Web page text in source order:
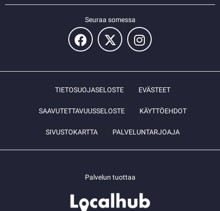
Seuraa somessa
TIETOSUOJASELOSTE EVÄSTEET
SAAVUTETTAVUUSSELOSTE KÄYTTÖEHDOT
SIVUSTOKARTTA PALVELUNTARJOAJA
Palvelun tuottaa